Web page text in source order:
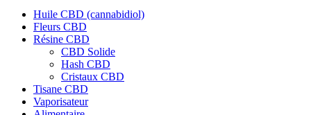
Huile CBD (cannabidiol)
Fleurs CBD
Résine CBD
CBD Solide
Hash CBD
Cristaux CBD
Tisane CBD
Vaporisateur